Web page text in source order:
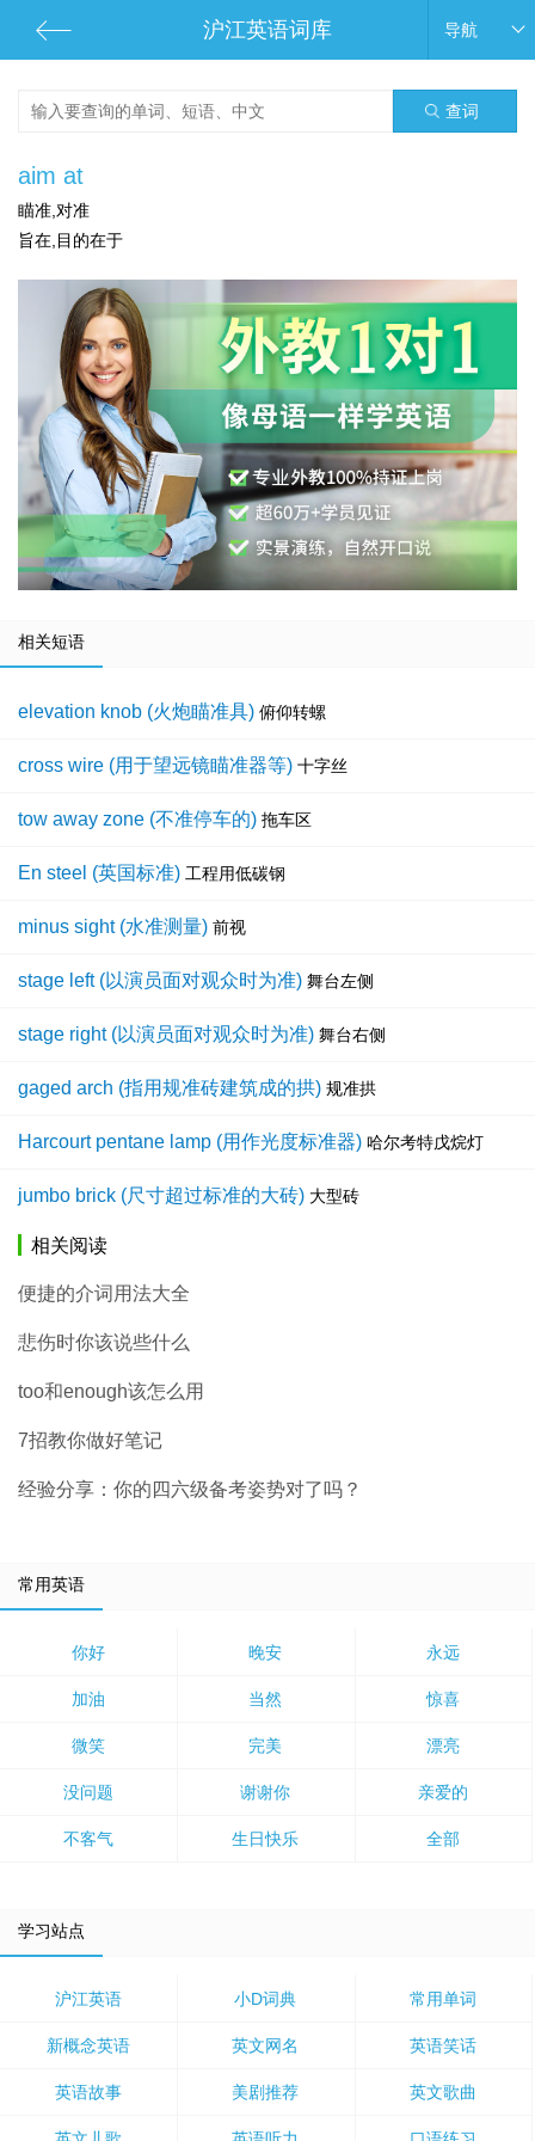
沪江英语词库 导航
查词
aim at
瞄准,对准
旨在,目的在于
相关短语
elevation knob (火炮瞄准具) 俯仰转螺
cross wire (用于望远镜瞄准器等) 十字丝
tow away zone (不准停车的) 拖车区
En steel (英国标准) 工程用低碳钢
minus sight (水准测量) 前视
stage left (以演员面对观众时为准) 舞台左侧
stage right (以演员面对观众时为准) 舞台右侧
gaged arch (指用规准砖建筑成的拱) 规准拱
Harcourt pentane lamp (用作光度标准器) 哈尔考特戊烷灯
jumbo brick (尺寸超过标准的大砖) 大型砖
相关阅读
便捷的介词用法大全
悲伤时你该说些什么
too和enough该怎么用
7招教你做好笔记
经验分享：你的四六级备考姿势对了吗？
常用英语
你好 晚安 永远
加油 当然 惊喜
微笑 完美 漂亮
没问题 谢谢你 亲爱的
不客气 生日快乐 全部
学习站点
沪江英语 小D词典 常用单词
新概念英语 英文网名 英语笑话
英语故事 美剧推荐 英文歌曲